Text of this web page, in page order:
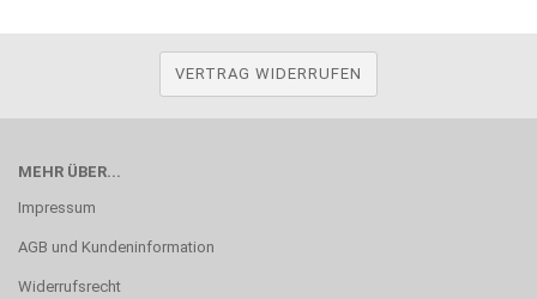
VERTRAG WIDERRUFEN
MEHR ÜBER...
Impressum
AGB und Kundeninformation
Widerrufsrecht